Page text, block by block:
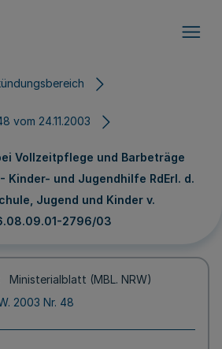
vom 24.11.2003
Vollzeitpflege und Barbeträge
- Kinder- und Jugendhilfe RdErl. d.
Jugend und Kinder v.
2796/03
Ministerialblatt (MBL. NRW)
2003 Nr. 48